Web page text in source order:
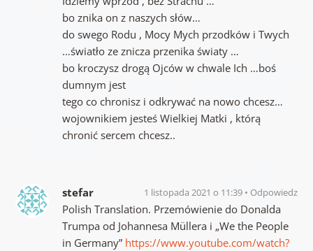
bo znika on z naszych słów…
do swego Rodu , Mocy Mych przodków i Twych
…światło ze znicza przenika światy …
bo kroczysz drogą Ojców w chwale Ich …boś
dumnym jest
tego co chronisz i odkrywać na nowo chcesz…
wojownikiem jesteś Wielkiej Matki , którą
chronić sercem chcesz..
stefar 1 listopada 2021 o 11:39 Odpowiedz
Polish Translation. Przemówienie do Donalda
Trumpa od Johannesa Müllera i „We the People
in Germany” https://www.youtube.com/watch?